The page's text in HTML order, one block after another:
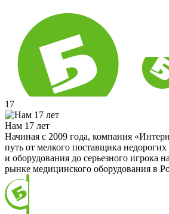
17
Нам 17 лет
Начиная с 2009 года, компания
путь от мелкого поставщика
и оборудования до серьезного игрока
рынке медицинского оборудования в